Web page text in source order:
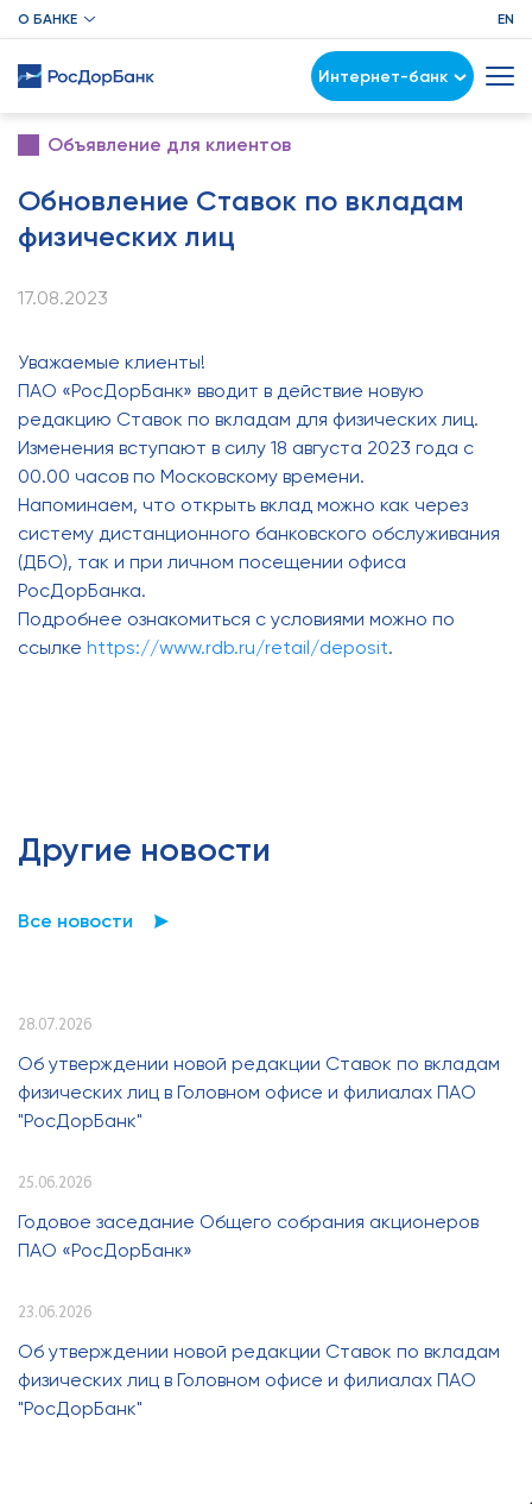
О БАНКЕ EN
Интернет-банк
Объявление для клиентов
Обновление Ставок по вкладам
физических лиц
17.08.2023
Уважаемые клиенты!
ПАО «РосДорБанк» вводит в действие новую
редакцию Ставок по вкладам для физических лиц.
Изменения вступают в силу 18 августа 2023 года с
00.00 часов по Московскому времени.
Напоминаем, что открыть вклад можно как через
систему дистанционного банковского обслуживания
(ДБО), так и при личном посещении офиса
РосДорБанка.
Подробнее ознакомиться с условиями можно по
ссылке https://www.rdb.ru/retail/deposit.
Другие новости
Все новости
28.07.2026
Об утверждении новой редакции Ставок по вкладам
физических лиц в Головном офисе и филиалах ПАО
"РосДорБанк"
25.06.2026
Годовое заседание Общего собрания акционеров
ПАО «РосДорБанк»
23.06.2026
Об утверждении новой редакции Ставок по вкладам
физических лиц в Головном офисе и филиалах ПАО
"РосДорБанк"